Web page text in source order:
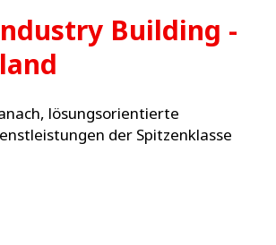
Building -
lösungsorientierte
der Spitzenklasse